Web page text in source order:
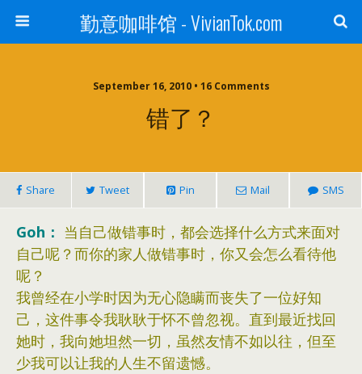
勤意咖啡馆 - VivianTok.com
September 16, 2010 • 16 Comments
错了？
Share Tweet Pin Mail SMS
Goh： 当自己做错事时，都会选择什么方式来面对
自己呢？而你的家人做错事时，你又会怎么看待他
呢？
我曾经在小学时因为无心隐瞒而丧失了一位好知
己，这件事令我耿耿于怀不曾忽视。直到最近找回
她时，我向她坦然一切，虽然友情不如以往，但至
少我可以让我的人生不留遗憾。